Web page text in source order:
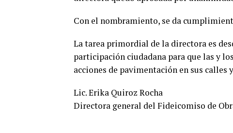
Con el nombramiento, se da
La tarea primordial de la directora es
participación ciudadana para que las y
acciones de pavimentación en sus calles
Lic. Erika Quiroz Rocha
Directora general del Fideicomiso de